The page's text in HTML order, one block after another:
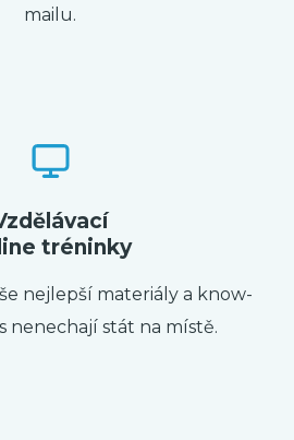
mailu.
tréninky
nejlepší materiály a know-
nenechají stát na místě.